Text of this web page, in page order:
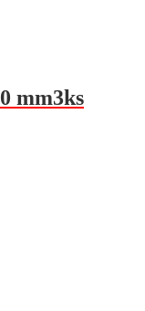
mm3ks